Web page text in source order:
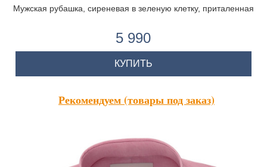
Мужская рубашка, сиреневая в зеленую клетку, приталенная
5 990
КУПИТЬ
Рекомендуем (товары под заказ)